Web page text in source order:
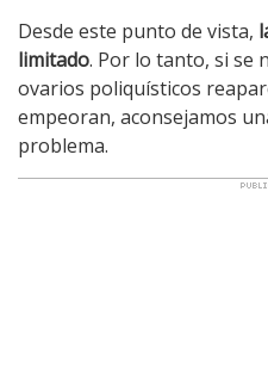
Desde este punto de vista,
limitado. Por lo tanto, si se
ovarios poliquísticos
empeoran, aconsejamos
problema.